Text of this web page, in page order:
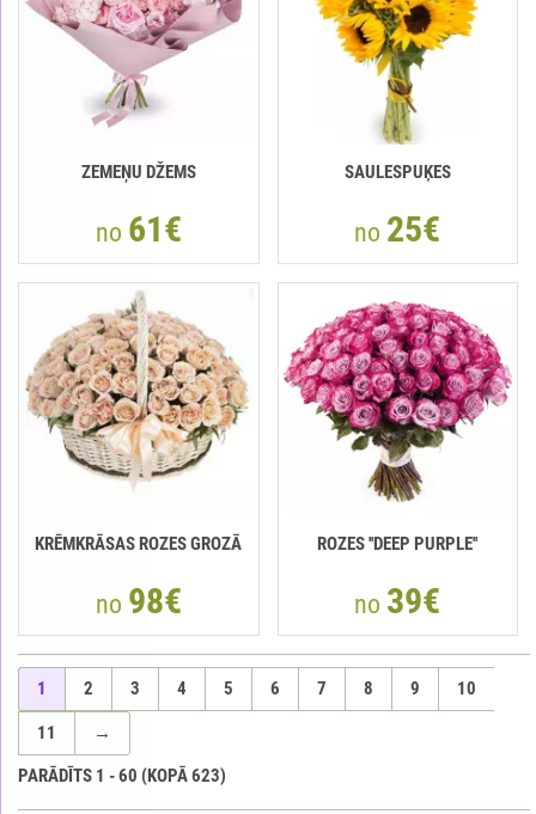
ZEMEŅU DŽEMS
no 61€
SAULESPUĶES
no 25€
KRĒMKRĀSAS ROZES GROZĀ
no 98€
ROZES ''DEEP PURPLE''
no 39€
1 2 3 4 5 6 7 8 9 10
11
→
PARĀDĪTS 1 -60 (KOPĀ623)